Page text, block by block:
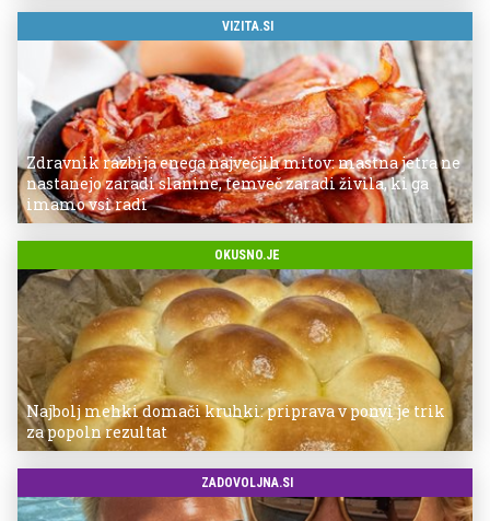
VIZITA.SI
Zdravnik razbija enega največjih mitov: mastna jetra ne
nastanejo zaradi slanine, temveč zaradi živila, ki ga
imamo vsi radi
OKUSNO.JE
Najbolj mehki domači kruhki: priprava v ponvi je trik
za popoln rezultat
ZADOVOLJNA.SI